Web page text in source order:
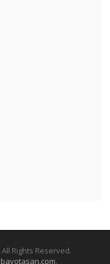
All Rights Reserved.
bavotasan.com.